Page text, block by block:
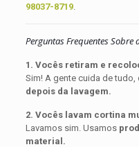
98037-8719.
Perguntas Frequentes Sobre
1. Vocês retiram e
Sim! A gente cuida de tudo,
depois da lavagem.
2. Vocês lavam cortina
Lavamos sim. Usamos
material.